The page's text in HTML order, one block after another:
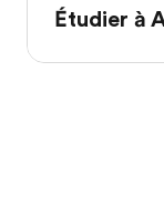
Étudier à